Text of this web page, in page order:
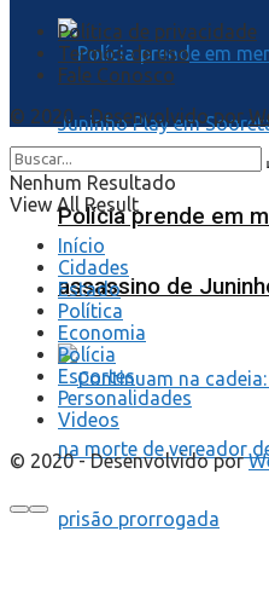
Polícia prende em
assassino de
Política de privacidade
Termos de uso
Fale Conosco
© 2020 - Desenvolvido por
Nenhum Resultado
View All Result
Início
Cidades
Estado
Política
Economia
Polícia
Esportes
Personalidades
Videos
© 2020 - Desenvolvido por